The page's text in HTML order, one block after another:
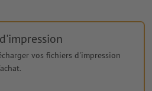
vos fichiers d'impression